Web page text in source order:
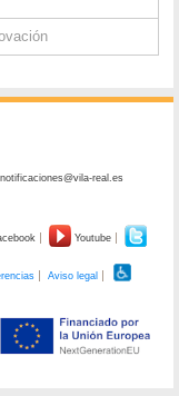
real.es
Youtube
Aviso legal